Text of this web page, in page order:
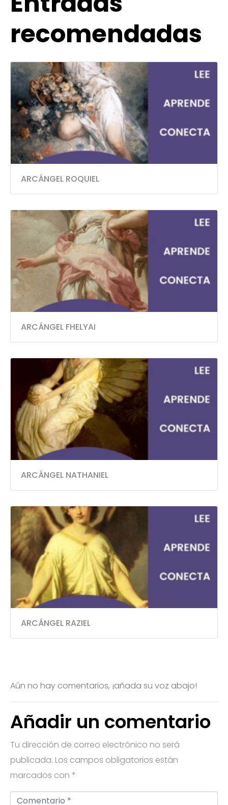
recomendadas
ARCÁNGEL ROQUIEL
ARCÁNGEL FHELYAI
ARCÁNGEL NATHANIEL
ARCÁNGEL RAZIEL
Aún no hay comentarios, ¡añada su voz abajo!
Añadir un comentario
Tu dirección de correo electrónico no será
publicada. Los campos obligatorios están
marcados con *